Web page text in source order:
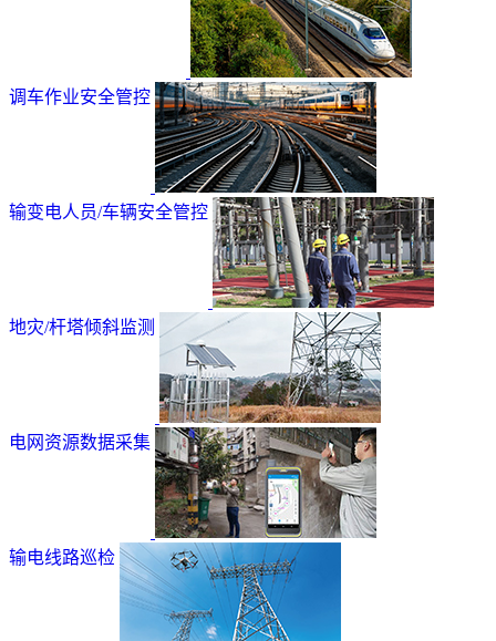
调车作业安全管控
输变电人员/车辆安全管控
地灾/杆塔倾斜监测
电网资源数据采集
输电线路巡检